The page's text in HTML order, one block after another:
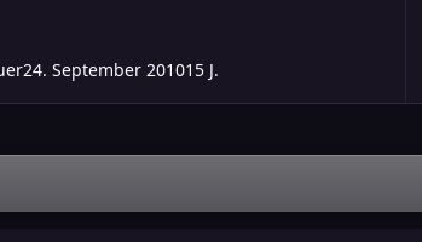
24. September 201015 J.